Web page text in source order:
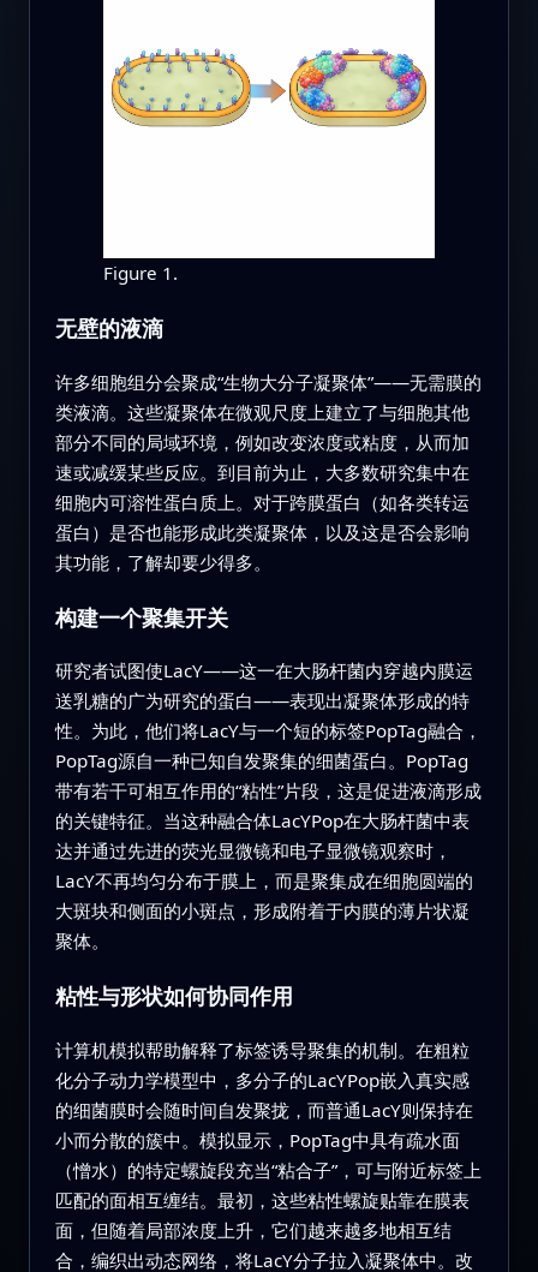
Figure 1.
无壁的液滴
许多细胞组分会聚成“生物大分子凝聚体”——无需膜的
类液滴。这些凝聚体在微观尺度上建立了与细胞其他
部分不同的局域环境，例如改变浓度或粘度，从而加
速或减缓某些反应。到目前为止，大多数研究集中在
细胞内可溶性蛋白质上。对于跨膜蛋白（如各类转运
蛋白）是否也能形成此类凝聚体，以及这是否会影响
其功能，了解却要少得多。
构建一个聚集开关
研究者试图使LacY——这一在大肠杆菌内穿越内膜运
送乳糖的广为研究的蛋白——表现出凝聚体形成的特
性。为此，他们将LacY与一个短的标签PopTag融合，
PopTag源自一种已知自发聚集的细菌蛋白。PopTag
带有若干可相互作用的“粘性”片段，这是促进液滴形成
的关键特征。当这种融合体LacYPop在大肠杆菌中表
达并通过先进的荧光显微镜和电子显微镜观察时，
LacY不再均匀分布于膜上，而是聚集成在细胞圆端的
大斑块和侧面的小斑点，形成附着于内膜的薄片状凝
聚体。
粘性与形状如何协同作用
计算机模拟帮助解释了标签诱导聚集的机制。在粗粒
化分子动力学模型中，多分子的LacYPop嵌入真实感
的细菌膜时会随时间自发聚拢，而普通LacY则保持在
小而分散的簇中。模拟显示，PopTag中具有疏水面
（憎水）的特定螺旋段充当“粘合子”，可与附近标签上
匹配的面相互缠结。最初，这些粘性螺旋贴靠在膜表
面，但随着局部浓度上升，它们越来越多地相互结
合，编织出动态网络，将LacY分子拉入凝聚体中。改